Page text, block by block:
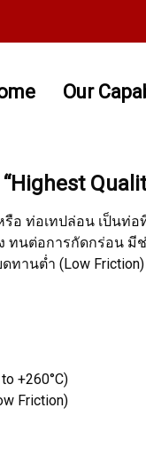
Our
“Highest
หรือ ท่อเทปล่อน เป็
นต่อการกัดกร่อน มีช่
ทานต่ำ (Low
+260°C)
Friction)